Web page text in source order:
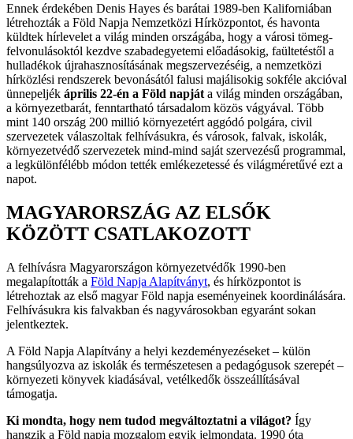
Ennek érdekében Denis Hayes és barátai 1989-ben Kaliforniában
létrehozták a Föld Napja Nemzetközi Hírközpontot, és havonta
küldtek hírlevelet a világ minden országába, hogy a városi tömeg-
felvonulásoktól kezdve szabadegyetemi előadásokig, faültetéstől a
hulladékok újrahasznosításának megszervezéséig, a nemzetközi
hírközlési rendszerek bevonásától falusi majálisokig sokféle akcióval
ünnepeljék április 22-én a Föld napját a világ minden országában,
a környezetbarát, fenntartható társadalom közös vágyával. Több
mint 140 ország 200 millió környezetért aggódó polgára, civil
szervezetek válaszoltak felhívásukra, és városok, falvak, iskolák,
környezetvédő szervezetek mind-mind saját szervezésű programmal,
a legkülönfélébb módon tették emlékezetessé és világméretűvé ezt a
napot.
MAGYARORSZÁG AZ ELSŐK
KÖZÖTT CSATLAKOZOTT
A felhívásra Magyarországon környezetvédők 1990-ben
megalapították a Föld Napja Alapítványt, és hírközpontot is
létrehoztak az első magyar Föld napja eseményeinek koordinálására.
Felhívásukra kis falvakban és nagyvárosokban egyaránt sokan
jelentkeztek.
A Föld Napja Alapítvány a helyi kezdeményezéseket – külön
hangsúlyozva az iskolák és természetesen a pedagógusok szerepét –
környezeti könyvek kiadásával, vetélkedők összeállításával
támogatja.
Ki mondta, hogy nem tudod megváltoztatni a világot? Így
hangzik a Föld napja mozgalom egyik jelmondata. 1990 óta